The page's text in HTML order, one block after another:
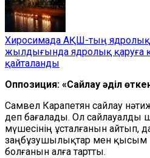
Хиросимада АҚШ-тың
жылдығында ядролық қаруға
қайталанды
Оппозиция: «Сайлау әділ
Самвел Карапетян сайлау
деп бағалады. Ол сайлауалды
мүшесінің ұсталғанын айтып,
заңбұзушылықтар мен қысым
болғанын алға тартты.